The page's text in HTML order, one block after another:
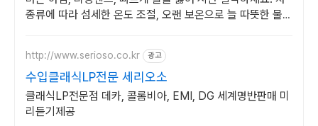
종류에 따라 섬세한 온도 조절, 오랜 보온으로 늘 따뜻한 물을
http://www.serioso.co.kr 광고
수입클래식LP전문 세리오소
클래식LP전문점 데카, 콜롬비아, EMI, DG 세계명반판매 미
리듣기제공